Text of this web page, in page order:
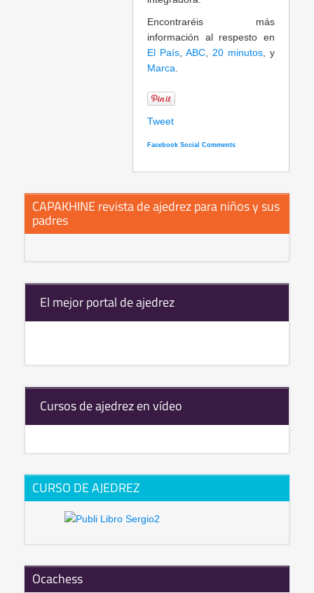
Encontraréis más
información al respesto en
El País, ABC, 20 minutos, y
Marca.
Tweet
Facebook Social Comments
CAPAKHINE revista de ajedrez para niños y sus
padres
El mejor portal de ajedrez
Cursos de ajedrez en vídeo
CURSO DE AJEDREZ
Ocachess